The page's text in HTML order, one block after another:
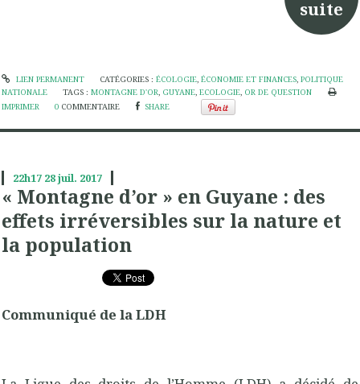
suite
LIEN PERMANENT CATÉGORIES : ÉCOLOGIE, ÉCONOMIE ET FINANCES, POLITIQUE
NATIONALE
TAGS :MONTAGNE D'OR, GUYANE,ECOLOGIE, OR DE QUESTION
IMPRIMER
0 COMMENTAIRE SHARE
22h17 28juil. 2017
« Montagne d’or » en Guyane : des
effets irréversibles sur la nature et
la population
Communiqué de la LDH